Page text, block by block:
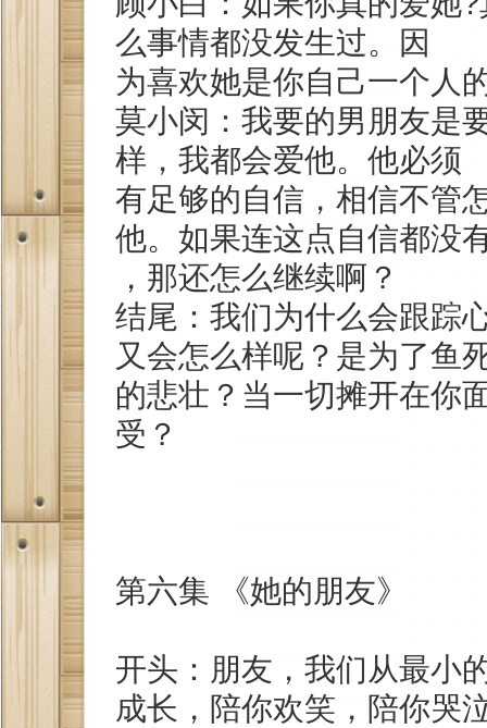
么事情都没发生过。因
为喜欢她是你自己一个人
莫小闵：我要的男朋友是
样，我都会爱他。他必须
有足够的自信，相信不管
他。如果连这点自信都没
，那还怎么继续啊？
结尾：我们为什么会跟踪
又会怎么样呢？是为了鱼
的悲壮？当一切摊开在你
受？
第六集 《她的朋友》
开头：朋友，我们从最小
成长，陪你欢笑，陪你哭